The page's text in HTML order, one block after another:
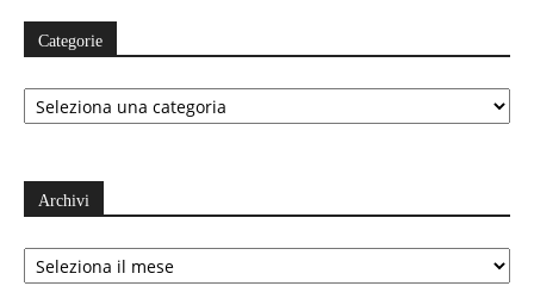
Categorie
Categorie
Archivi
Archivi